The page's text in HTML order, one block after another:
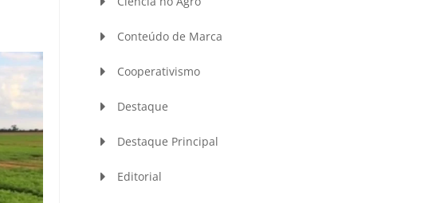
Conteúdo de Marca
Cooperativismo
Destaque
Destaque Principal
Editorial